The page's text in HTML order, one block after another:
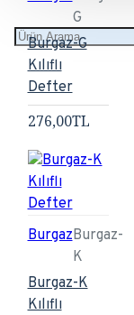
G
Burgaz-G
Kılıflı
Defter
276,00TL
BurgazBurgaz-
K
Burgaz-K
Kılıflı